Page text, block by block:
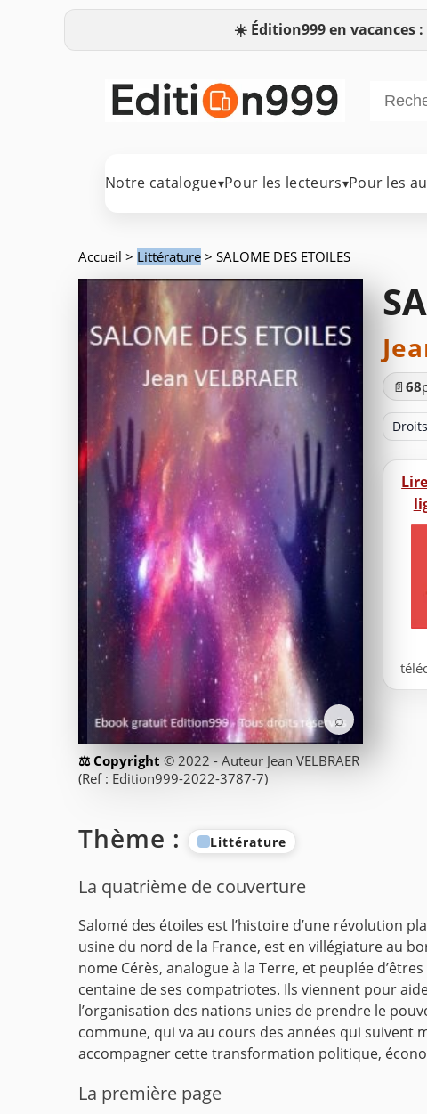
☀️ Édition999 en vacances :
Notre catalogue▾Pour les lecteurs▾Pour les
Accueil > Littérature > SALOME DES ETOILES
⌕
© 2022 - Auteur Jean VELBRAER
(Ref : Edition999-2022-3787-7)
📄 68
Thème : Littérature
La quatrième de couverture
Salomé des étoiles est l’histoire d’une révolution
usine du nord de la France, est en villégiature au
nome Cérès, analogue à la Terre, et peuplée
centaine de ses compatriotes. Ils viennent pour
l’organisation des nations unies de prendre le
commune, qui va au cours des années qui suivent
accompagner cette transformation politique,
La première page